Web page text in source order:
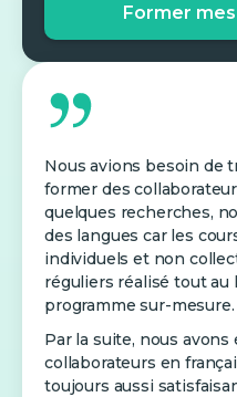
Former
Nous avions besoin de
former des
quelques recherches,
des langues car les
individuels et non
réguliers réalisé tout au
programme sur-mesure.
Par la suite, nous
collaborateurs en
toujours aussi